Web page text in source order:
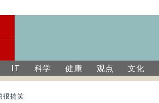
IT 科学 健康 观点 文化
很搞笑